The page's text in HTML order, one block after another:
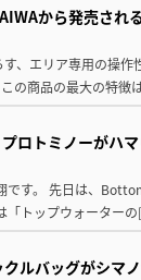
から発売され
、エリア専用の操作
の商品の最大の特徴
ロトミノーがハ
す。 先日は、
「トップウォーター
ルバッグがシマ